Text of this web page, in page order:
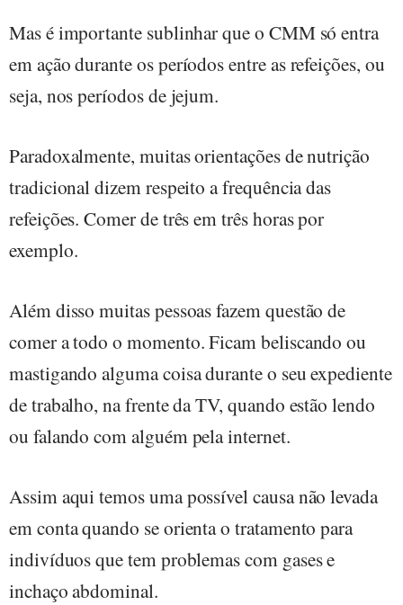
Mas é importante sublinhar que o CMM só entra
em ação durante os períodos entre as refeições, ou
seja, nos períodos de jejum.
Paradoxalmente, muitas orientações de nutrição
tradicional dizem respeito a frequência das
refeições. Comer de três em três horas por
exemplo.
Além disso muitas pessoas fazem questão de
comer a todo o momento. Ficam beliscando ou
mastigando alguma coisa durante o seu expediente
de trabalho, na frente da TV, quando estão lendo
ou falando com alguém pela internet.
Assim aqui temos uma possível causa não levada
em conta quando se orienta o tratamento para
indivíduos que tem problemas com gases e
inchaço abdominal.